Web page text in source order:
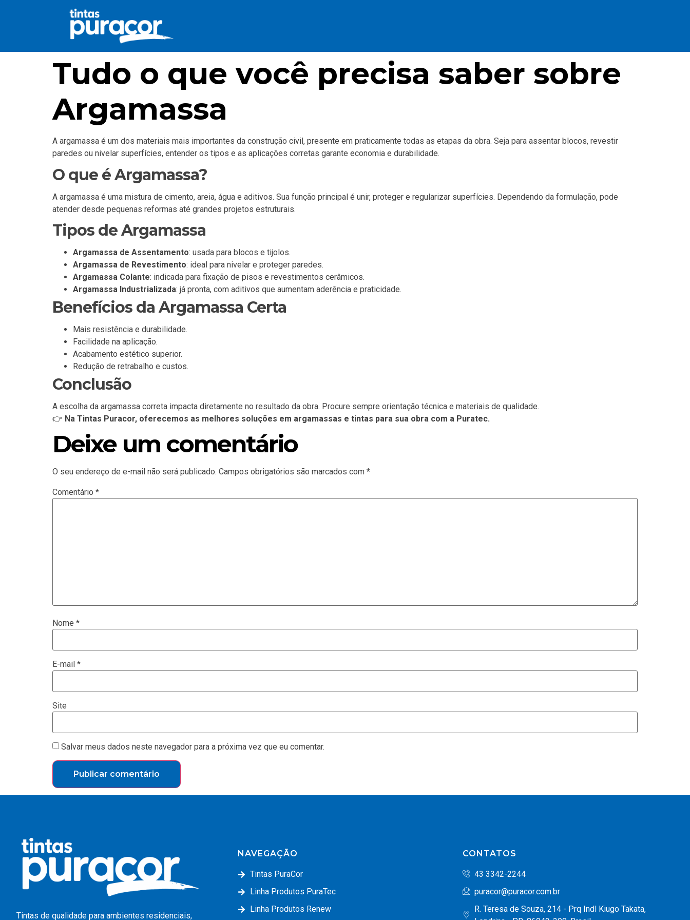
Tudo o que você precisa saber sobre
Argamassa
A argamassa é um dos materiais mais importantes da construção civil, presente em praticamente todas as etapas da obra. Seja para assentar blocos, revestir
paredes ou nivelar superfícies, entender os tipos e as aplicações corretas garante economia e durabilidade.
O que é Argamassa?
A argamassa é uma mistura de cimento, areia, água e aditivos. Sua função principal é unir, proteger e regularizar superfícies. Dependendo da formulação, pode
atender desde pequenas reformas até grandes projetos estruturais.
Tipos de Argamassa
Argamassa de Assentamento: usada para blocos e tijolos.
Argamassa de Revestimento: ideal para nivelar e proteger paredes.
Argamassa Colante: indicada para fixação de pisos e revestimentos cerâmicos.
Argamassa Industrializada: já pronta, com aditivos que aumentam aderência e praticidade.
Benefícios da Argamassa Certa
Mais resistência e durabilidade.
Facilidade na aplicação.
Acabamento estético superior.
Redução de retrabalho e custos.
Conclusão
A escolha da argamassa correta impacta diretamente no resultado da obra. Procure sempre orientação técnica e materiais de qualidade.
👉 Na Tintas Puracor, oferecemos as melhores soluções em argamassas e tintas para sua obra com a Puratec.
Deixe um comentário
O seu endereço de e-mail não será publicado. Campos obrigatórios são marcados com *
Comentário *
Nome *
E-mail *
Site
Salvar meus dados neste navegador para a próxima vez que eu comentar.
Tintas de qualidade para ambientes residenciais,
NAVEGAÇÃO
Tintas PuraCor
Linha Produtos PuraTec
Linha Produtos Renew
CONTATOS
43 3342-2244
puracor@puracor.com.br
R. Teresa de Souza, 214 - Prq Indl Kiugo Takata,